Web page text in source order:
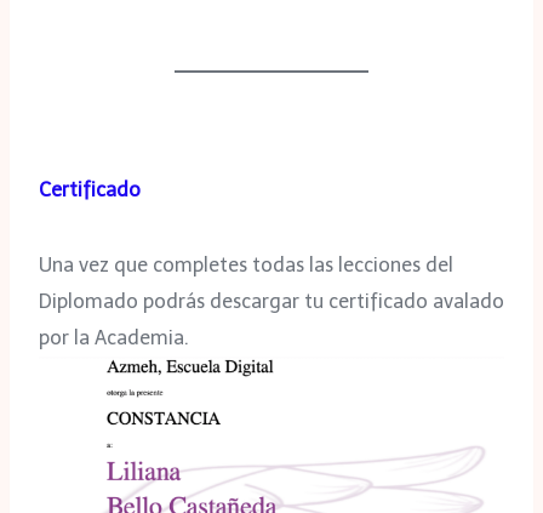
Certificado
Una vez que completes todas las lecciones del
Diplomado podrás descargar tu certificado avalado
por la Academia.